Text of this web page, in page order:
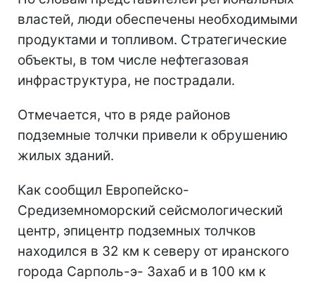
властей, люди обеспечены необходимыми
продуктами и топливом. Стратегические
объекты, в том числе нефтегазовая
инфраструктура, не пострадали.
Отмечается, что в ряде районов
подземные толчки привели к обрушению
жилых зданий.
Как сообщил Европейско-
Средиземноморский сейсмологический
центр, эпицентр подземных толчков
находился в 32 км к северу от иранского
города Сарполь-э- Захаб и в 100 км к